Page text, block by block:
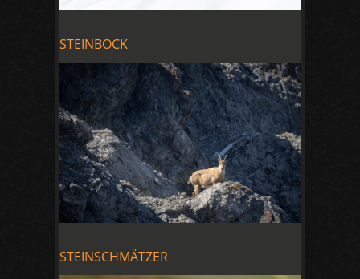
STEINBOCK
STEINSCHMÄTZER